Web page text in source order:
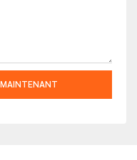
MAINTENANT